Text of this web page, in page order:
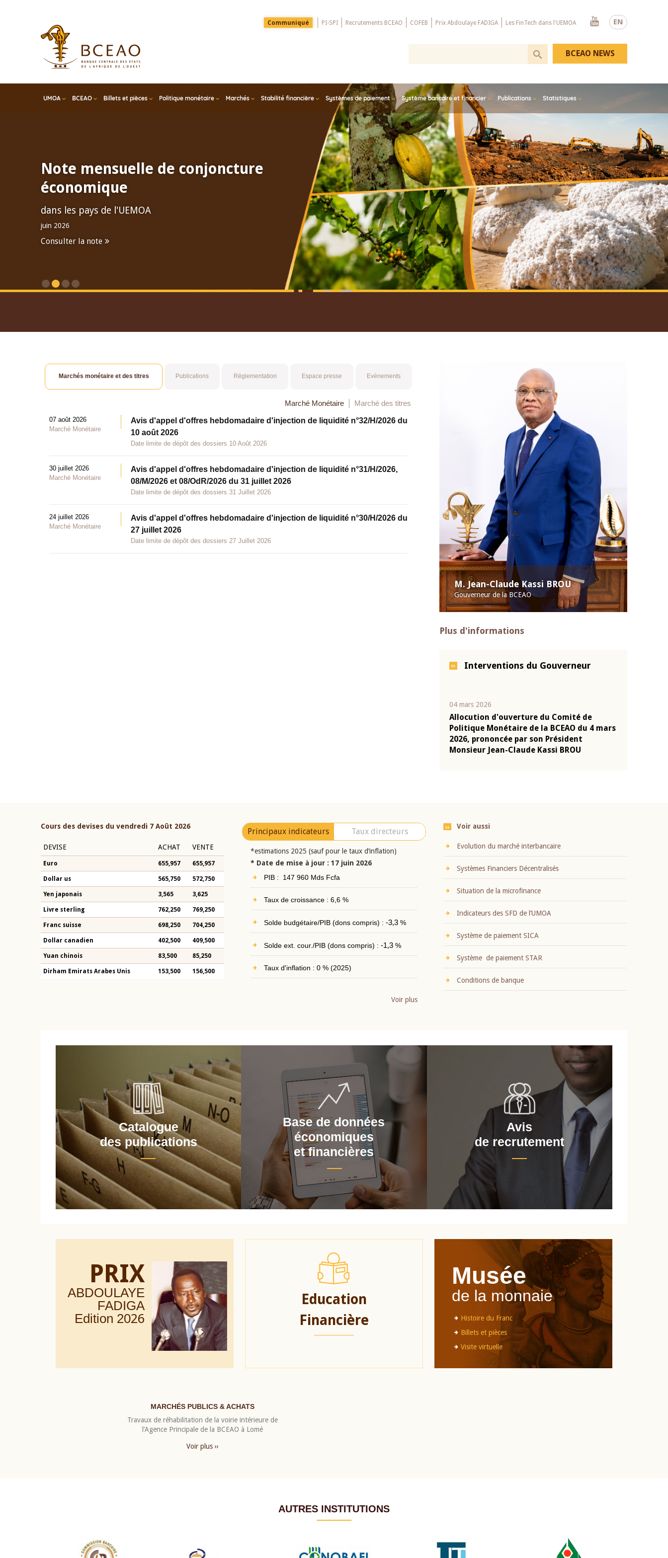
EN
Menu
Top
Communiqué PI-SPI Recrutements BCEAO COFEB Prix Abdoulaye FADIGA Les FinTech dans l'UEMOA
Youtube
UMOA BCEAO Billets et pièces Politique monétaire Marchés Stabilité financière Systèmes de paiement Système bancaire et financier Publications Statistiques
BCEAO NEWS
Note mensuelle de conjoncture
économique
dans les pays de l'UEMOA
juin 2026
Consulter la note
M. Jean-Claude Kassi BROU
Gouverneur de la BCEAO
Plus d'informations
Interventions du Gouverneur
04 mars 2026
Allocution d'ouverture du Comité de
Politique Monétaire de la BCEAO du 4 mars
2026, prononcée par son Président
Monsieur Jean-Claude Kassi BROU
Marchés monétaire et des titres Publications Réglementation Espace presse Evénements
Marché Monétaire Marché des titres
07 août 2026
Marché Monétaire
Avis d'appel d'offres hebdomadaire d'injection de liquidité n°32/H/2026 du
10 août 2026
Date limite de dépôt des dossiers 10 Août 2026
30 juillet 2026
Marché Monétaire
Avis d'appel d'offres hebdomadaire d'injection de liquidité n°31/H/2026,
08/M/2026 et 08/OdR/2026 du 31 juillet 2026
Date limite de dépôt des dossiers 31 Juillet 2026
24 juillet 2026
Marché Monétaire
Avis d'appel d'offres hebdomadaire d'injection de liquidité n°30/H/2026 du
27 juillet 2026
Date limite de dépôt des dossiers 27 Juillet 2026
Cours des devises du vendredi 7 Août 2026
DEVISE ACHAT VENTE
Euro 655,957 655,957
Dollar us 565,750 572,750
Yen japonais 3,565 3,625
Livre sterling 762,250 769,250
Franc suisse 698,250 704,250
Dollar canadien 402,500 409,500
Yuan chinois 83,500 85,250
Dirham Emirats Arabes Unis 153,500 156,500
Principaux indicateurs Taux directeurs
*estimations 2025 (sauf pour le taux d’inflation)
* Date de mise à jour : 17 juin 2026
PIB : 147 960 Mds Fcfa
Taux de croissance : 6,6 %
Solde budgétaire/PIB (dons compris) : -3,3%
Solde ext. cour./PIB (dons compris) : -1,3%
Taux d'inflation : 0 % (2025)
Voir plus
Voir aussi
Evolution du marché interbancaire
Systèmes Financiers Décentralisés
Situation de la microfinance
Indicateurs des SFD de l’UMOA
Système de paiement SICA
Système de paiement STAR
Conditions de banque
Catalogue
des publications
Base de données
économiques
et financières
Avis
de recrutement
PRIX
ABDOULAYE
FADIGA
Edition 2026
Education
Financière
Musée
de la monnaie
Histoire du Franc
Billets et pièces
Visite virtuelle
MARCHÉS PUBLICS & ACHATS
Travaux de réhabilitation de la voirie intérieure de
l’Agence Principale de la BCEAO à Lomé
Voir plus ››
AUTRES INSTITUTIONS